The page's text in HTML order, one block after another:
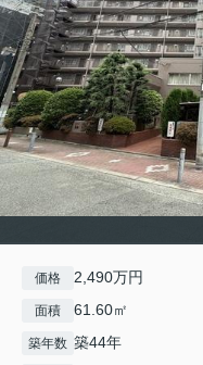
価格 2,490万円
面積 61.60㎡
築年数 築44年